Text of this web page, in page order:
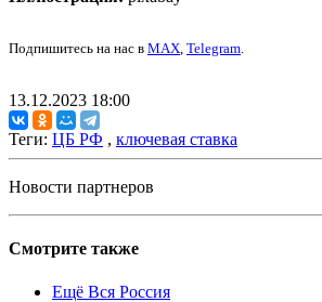
Подпишитесь на нас в MAX, Telegram.
13.12.2023 18:00
Теги: ЦБ РФ , ключевая ставка
Новости партнеров
Смотрите также
Ещё Вся Россия